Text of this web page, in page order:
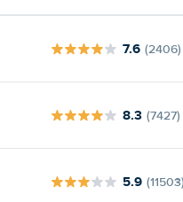
7.6 (2406)
8.3 (7427)
5.9 (11503)